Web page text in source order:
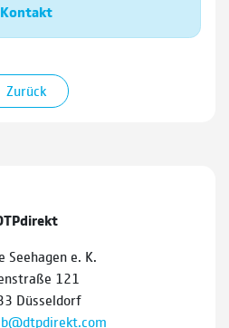
Kontakt
Zurück
Seehagen e. K.
121
Düsseldorf